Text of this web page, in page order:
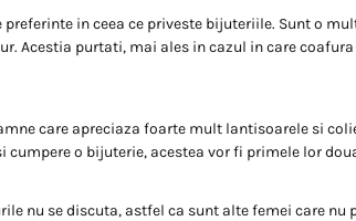
in ceea ce priveste bijuteriile. Sunt o
Acestia purtati, mai ales in cazul in care
care apreciaza foarte mult lantisoarele si
cumpere o bijuterie, acestea vor fi primele lor
nu se discuta, astfel ca sunt alte femei care nu